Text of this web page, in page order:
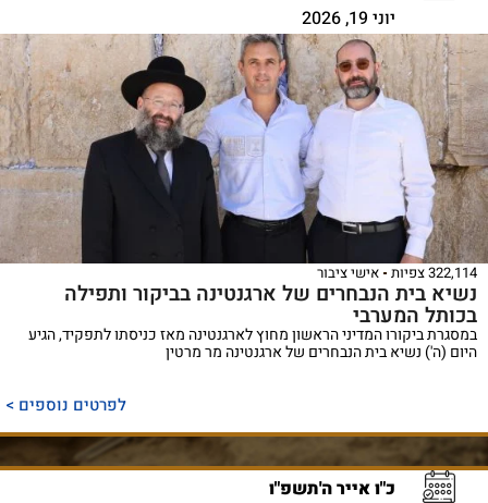
יוני 19, 2026
322,114 צפיות אישי ציבור
נשיא בית הנבחרים של ארגנטינה בביקור ותפילה
בכותל המערבי
במסגרת ביקורו המדיני הראשון מחוץ לארגנטינה מאז כניסתו לתפקיד, הגיע
היום (ה') נשיא בית הנבחרים של ארגנטינה מר מרטין
לפרטים נוספים >
כ"ו אייר ה'תשפ"ו